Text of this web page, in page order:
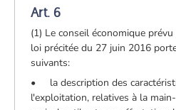
Art. 6
(1) Le conseil économique
loi précitée du 27 juin 2016
suivants:
• la description des
l'exploitation, relatives à la